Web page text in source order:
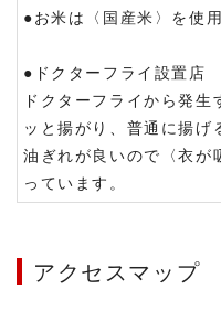
●お米は〈国産米〉を使
●ドクターフライ設置店
ドクターフライから発
ッと揚がり、普通に揚げ
油ぎれが良いので〈衣が
っています。
アクセスマップ